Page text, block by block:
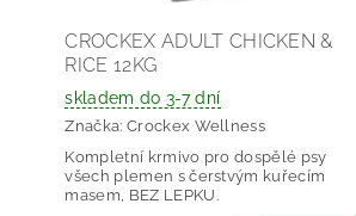
CROCKEX ADULT CHICKEN &
RICE 12KG
skladem do 3-7 dní
Značka: Crockex Wellness
Kompletní krmivo pro dospělé psy
všech plemen s čerstvým kuřecím
masem, BEZ LEPKU.